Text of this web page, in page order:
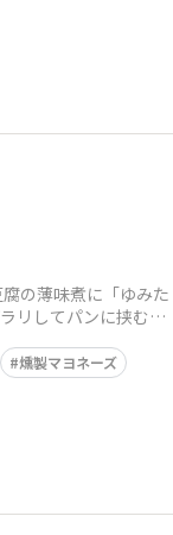
の薄味煮に「ゆみた
リしてパンに挟む。
燻製マヨネーズ